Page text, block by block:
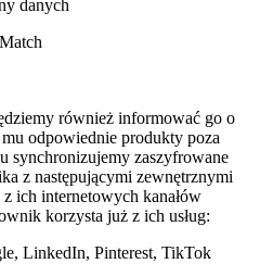
danych
również informować go o
odpowiednie produkty poza
synchronizujemy zaszyfrowane
z następującymi zewnętrznymi
ich internetowych kanałów
korzysta już z ich usług:
LinkedIn, Pinterest, TikTok